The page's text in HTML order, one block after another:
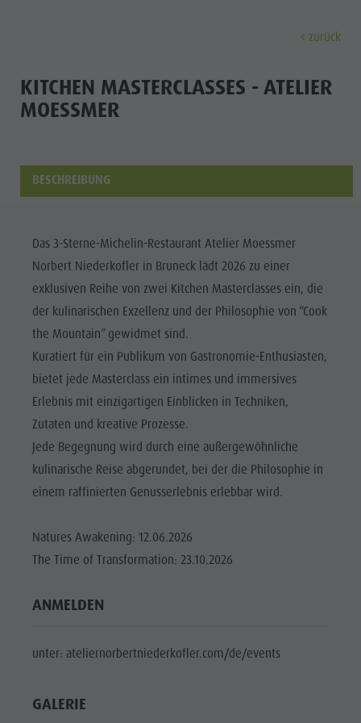
MUSEEN
SEHENSWÜRDIGKEITEN
ORTE &
UMGEBUNG
TRADITION &
HANDWERK
HIGHLIGHT
Wellness
Familie &
Kinder
Museen
Orte & Umgebung
Alle Events
Wellness
Familie & Kinder
Info A-Z
Wochenprogramm
Themenwege
Klettern
Paragleiten
Ballonfahren
Rafting & Canyoning
Reiten
Tennis
Schwimmen
Tourenübersicht
Urlaub buchen
Mobilität vor Ort
Webcams
Wetter
Kontakt
Newsletter
Katalogservice
Ortstaxe
Urlaub mit Hund
Pilze sammeln
Kronplatz Doctor Service
Bruneck Stadt
Stadtführungen
Must-sees
Trainingslager
zurück
KITCHEN MASTERCLASSES - ATELIER
MOESSMER
BESCHREIBUNG
Das 3-Sterne-Michelin-Restaurant Atelier Moessmer
Norbert Niederkofler in Bruneck lädt 2026 zu einer
exklusiven Reihe von zwei Kitchen Masterclasses ein, die
der kulinarischen Exzellenz und der Philosophie von “Cook
the Mountain” gewidmet sind.
Kuratiert für ein Publikum von Gastronomie-Enthusiasten,
bietet jede Masterclass ein intimes und immersives
Erlebnis mit einzigartigen Einblicken in Techniken,
Zutaten und kreative Prozesse.
Jede Begegnung wird durch eine außergewöhnliche
kulinarische Reise abgerundet, bei der die Philosophie in
einem raffinierten Genusserlebnis erlebbar wird.
Natures Awakening: 12.06.2026
The Time of Transformation: 23.10.2026
ANMELDEN
unter: ateliernorbertniederkofler.com/de/events
GALERIE